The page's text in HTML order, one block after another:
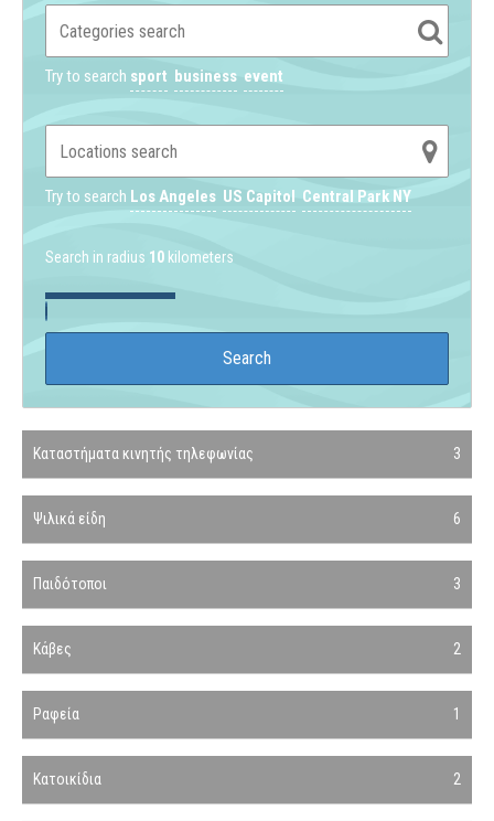
Try to search sport business event
Try to search Los Angeles US Capitol Central Park NY
Search in radius 10 kilometers
Καταστήματα κινητής τηλεφωνίας 3
Ψιλικά είδη 6
Παιδότοποι 3
Κάβες 2
Ραφεία 1
Κατοικίδια 2